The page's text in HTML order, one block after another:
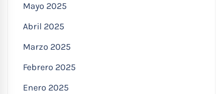
Mayo 2025
Abril 2025
Marzo 2025
Febrero 2025
Enero 2025